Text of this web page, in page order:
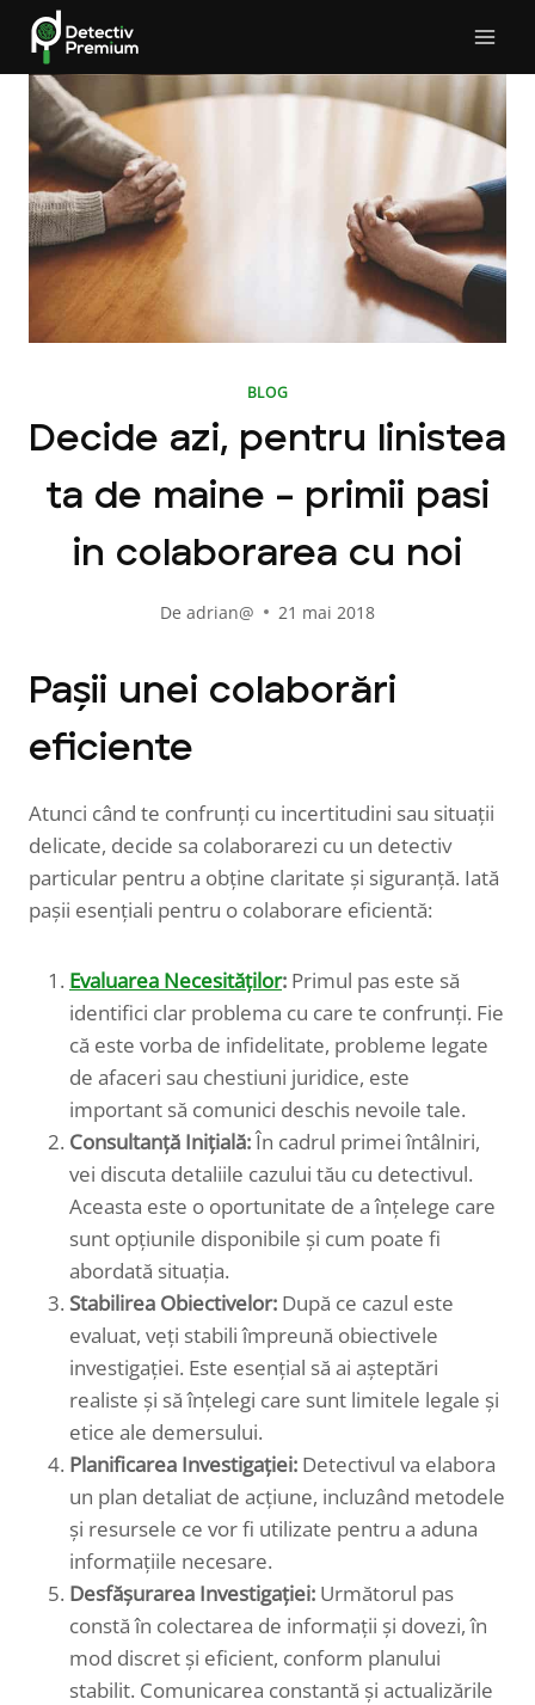
Skip
content
BLOG
Decide azi, pentru linistea
ta de maine – primii pasi
in colaborarea cu noi
De adrian@ 21 mai 2018
Pașii unei colaborări
eficiente
Atunci când te confrunți cu incertitudini sau situații
delicate, decide sa colaborarezi cu un detectiv
particular pentru a obține claritate și siguranță. Iată
pașii esențiali pentru o colaborare eficientă:
Evaluarea Necesităților: Primul pas este să
identifici clar problema cu care te confrunți. Fie
că este vorba de infidelitate, probleme legate
de afaceri sau chestiuni juridice, este
important să comunici deschis nevoile tale.
Consultanță Inițială:În cadrul primei întâlniri,
vei discuta detaliile cazului tău cu detectivul.
Aceasta este o oportunitate de a înțelege care
sunt opțiunile disponibile și cum poate fi
abordată situația.
Stabilirea Obiectivelor: După ce cazul este
evaluat, veți stabili împreună obiectivele
investigației. Este esențial să ai așteptări
realiste și să înțelegi care sunt limitele legale și
etice ale demersului.
Planificarea Investigației: Detectivul va elabora
un plan detaliat de acțiune, incluzând metodele
și resursele ce vor fi utilizate pentru a aduna
informațiile necesare.
Desfășurarea Investigației: Următorul pas
constă în colectarea de informații și dovezi, în
mod discret și eficient, conform planului
stabilit. Comunicarea constantă și actualizările